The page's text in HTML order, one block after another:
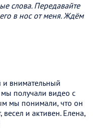
слова. Передавайте
в нос от меня. Ждём
и внимательный
получали видео с
мы понимали, что он
весел и активен. Елена,